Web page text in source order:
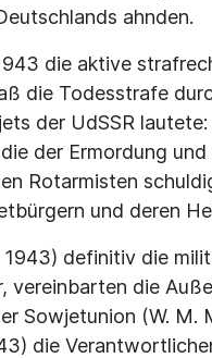
ahnden.
die aktive
die Todesstrafe
der UdSSR
der Ermordung
Rotarmisten
und deren
definitiv die
vereinbarten die
Sowjetunion (W.
die